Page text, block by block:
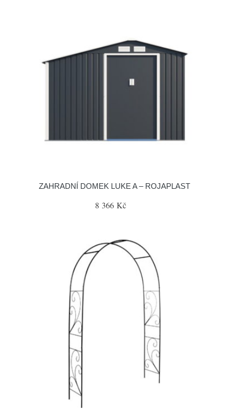
ZAHRADNÍ DOMEK LUKE A – ROJAPLAST
8 366 Kč